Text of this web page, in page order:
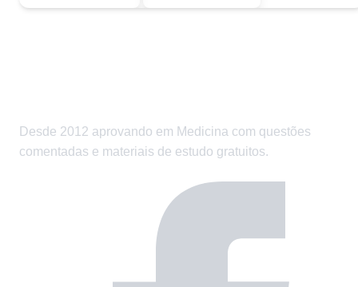
Desde 2012 aprovando em Medicina com questões
comentadas e materiais de estudo gratuitos.